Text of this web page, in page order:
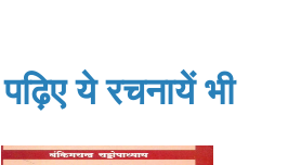
पढ़िए ये रचनायें भी